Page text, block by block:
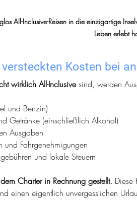
All-Inclusive-Reisen in die einzigartige
Leben erlebt
Kosten bei
wirklich All-Inclusive sind, werden
und Benzin)
Getränke (einschließlich Alkohol)
Ausgaben
und Fahrgenehmigungen
und lokale Steuern
Charter in Rechnung gestellt. Diese
einen eigentlich unvergesslichen